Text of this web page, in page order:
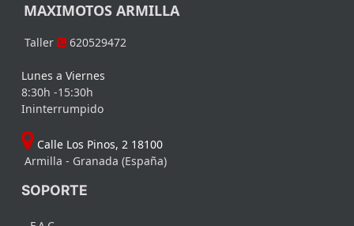
MAXIMOTOS ARMILLA
Taller 620529472
Lunes a Viernes
8:30h -15:30h
Ininterrumpido
Calle Los Pinos, 2 18100
Armilla - Granada (España)
SOPORTE